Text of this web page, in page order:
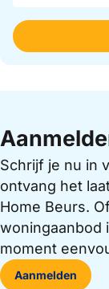
Schrijf je nu in
ontvang het
Home Beurs.
woningaanbod
moment
Aanmelden